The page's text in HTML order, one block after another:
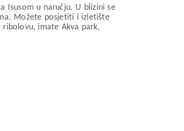
Isusom u naručju. U blizini se
Možete posjetiti i izletište
imate Akva park,